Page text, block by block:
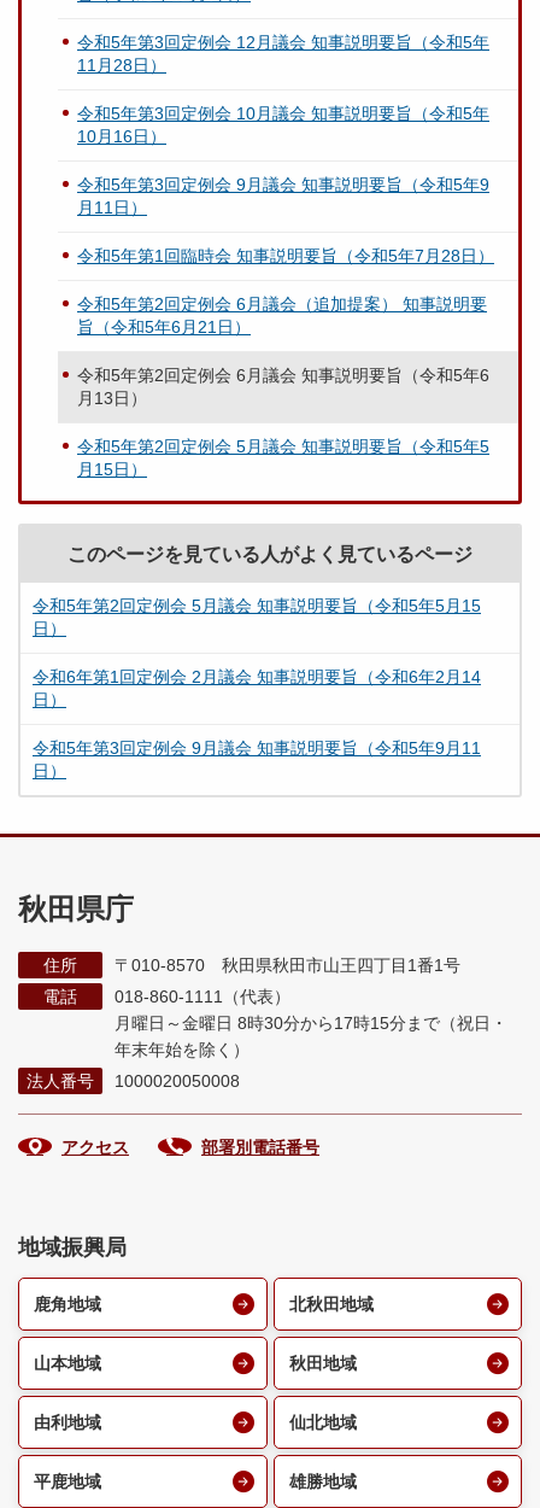
令和5年第3回定例会 12月議会 知事説明要旨（令和5年
11月28日）
令和5年第3回定例会 10月議会 知事説明要旨（令和5年
10月16日）
令和5年第3回定例会 9月議会 知事説明要旨（令和5年9
月11日）
令和5年第1回臨時会 知事説明要旨（令和5年7月28日）
令和5年第2回定例会 6月議会（追加提案） 知事説明要
旨（令和5年6月21日）
令和5年第2回定例会 6月議会 知事説明要旨（令和5年6
月13日）
令和5年第2回定例会 5月議会 知事説明要旨（令和5年5
月15日）
このページを見ている人がよく見ているページ
令和5年第2回定例会 5月議会 知事説明要旨（令和5年5月15
日）
令和6年第1回定例会 2月議会 知事説明要旨（令和6年2月14
日）
令和5年第3回定例会 9月議会 知事説明要旨（令和5年9月11
日）
秋田県庁
住所
〒010-8570 秋田県秋田市山王四丁目1番1号
電話
018-860-1111（代表）
月曜日～金曜日 8時30分から17時15分まで （祝日・
年末年始を除く）
法人番号
1000020050008
アクセス 部署別電話番号
地域振興局
鹿角地域 北秋田地域
山本地域 秋田地域
由利地域 仙北地域
平鹿地域 雄勝地域